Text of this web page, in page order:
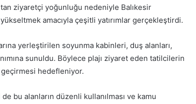
ziyaretçi yoğunluğu nedeniyle Balıkesir
amacıyla çeşitli yatırımlar gerçekleştirdi.
yerleştirilen soyunma kabinleri, duş alanları,
sunuldu. Böylece plajı ziyaret eden tatilcilerin
hedefleniyor.
de bu alanların düzenli kullanılması ve kamu